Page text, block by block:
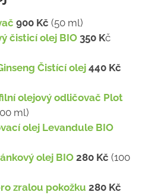
900 Kč (50 ml)
čisticí olej BIO 350 Kč
Čistící olej 440 Kč
olejový odličovač Plot
ml)
olej Levandule BIO
olej BIO280 Kč (100
zralou pokožku 280 Kč